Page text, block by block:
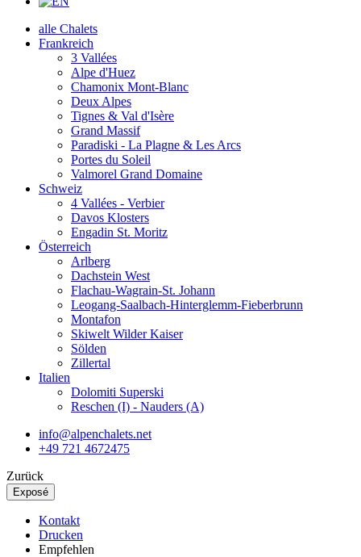
alle Chalets
Frankreich
3 Vallées
Alpe d'Huez
Chamonix Mont-Blanc
Deux Alpes
Tignes & Val d'Isère
Grand Massif
Paradiski - La Plagne & Les Arcs
Portes du Soleil
Valmorel Grand Domaine
Schweiz
4 Vallées - Verbier
Davos Klosters
Engadin St. Moritz
Österreich
Arlberg
Dachstein West
Flachau-Wagrain-St. Johann
Leogang-Saalbach-Hinterglemm-Fieberbrunn
Montafon
Skiwelt Wilder Kaiser
Sölden
Zillertal
Italien
Dolomiti Superski
Reschen (I) - Nauders (A)
info@alpenchalets.net
+49 721 4672475
Zurück
Exposé
Kontakt
Drucken
Empfehlen